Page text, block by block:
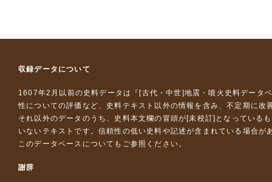
収録データについて
1607年2月以前の史料データは『 [古代・中世]地震・噴火史料データ
性についての評価など、史料テキスト以外の情報を含み、不定期に改
それ以外のデータのうち、史料本文欄の冒頭が[未校訂]となっている
いないテキストです。信頼性の低い史料や記述が含まれている場合が
このデータベースについて もご参照ください。
謝辞